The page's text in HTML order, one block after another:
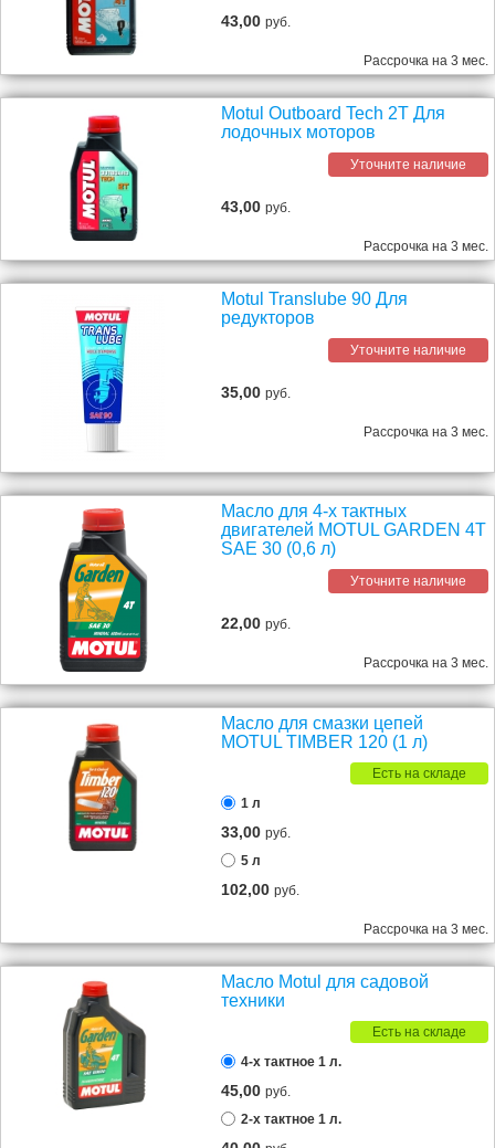
43,00руб.
Рассрочка на 3 мес.
Motul Outboard Tech 2T Для
лодочных моторов
Уточните наличие
43,00руб.
Рассрочка на 3 мес.
Motul Translube 90 Для
редукторов
Уточните наличие
35,00руб.
Рассрочка на 3 мес.
Масло для 4-х тактных
двигателей MOTUL GARDEN 4T
SAE 30 (0,6 л)
Уточните наличие
22,00руб.
Рассрочка на 3 мес.
Масло для смазки цепей
MOTUL TIMBER 120 (1 л)
Есть на складе
1 л
33,00руб.
5 л
102,00руб.
Рассрочка на 3 мес.
Масло Motul для садовой
техники
Есть на складе
4-х тактное 1 л.
45,00руб.
2-х тактное 1 л.